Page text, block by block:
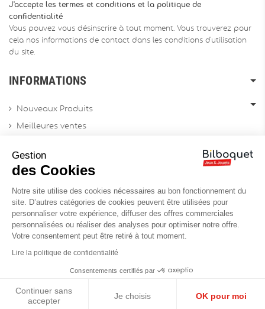
J'accepte les termes et conditions et la politique de
confidentialité
Vous pouvez vous désinscrire à tout moment. Vous trouverez pour
cela nos informations de contact dans les conditions d'utilisation
du site.
INFORMATIONS
Nouveaux Produits
Meilleures ventes
Archives produits
Contactez-nous
Réalisation du site :
Gestion
des Cookies
Notre site utilise des cookies nécessaires au bon fonctionnement du
site. D’autres catégories de cookies peuvent être utilisées pour
personnaliser votre expérience, diffuser des offres commerciales
personnalisées ou réaliser des analyses pour optimiser notre offre.
Votre consentement peut être retiré à tout moment.
Lire la politique de confidentialité
Consentements certifiés par
Continuer sans
accepter
Je choisis OK pour moi